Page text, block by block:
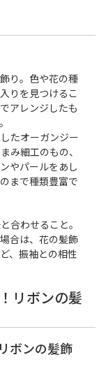
り。色や花の種
りを見つけるこ
アレンジしたも
たオーガンジー
み細工のもの、
やパールをあし
まで種類豊富で
合わせること。
合は、花の髪飾
、振袖との相性
リボンの髪